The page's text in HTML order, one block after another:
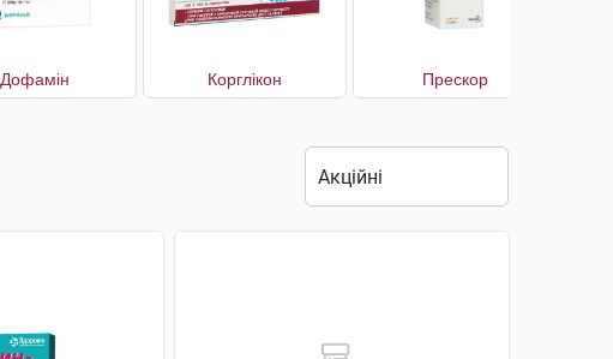
Дофамін Корглікон Прескор